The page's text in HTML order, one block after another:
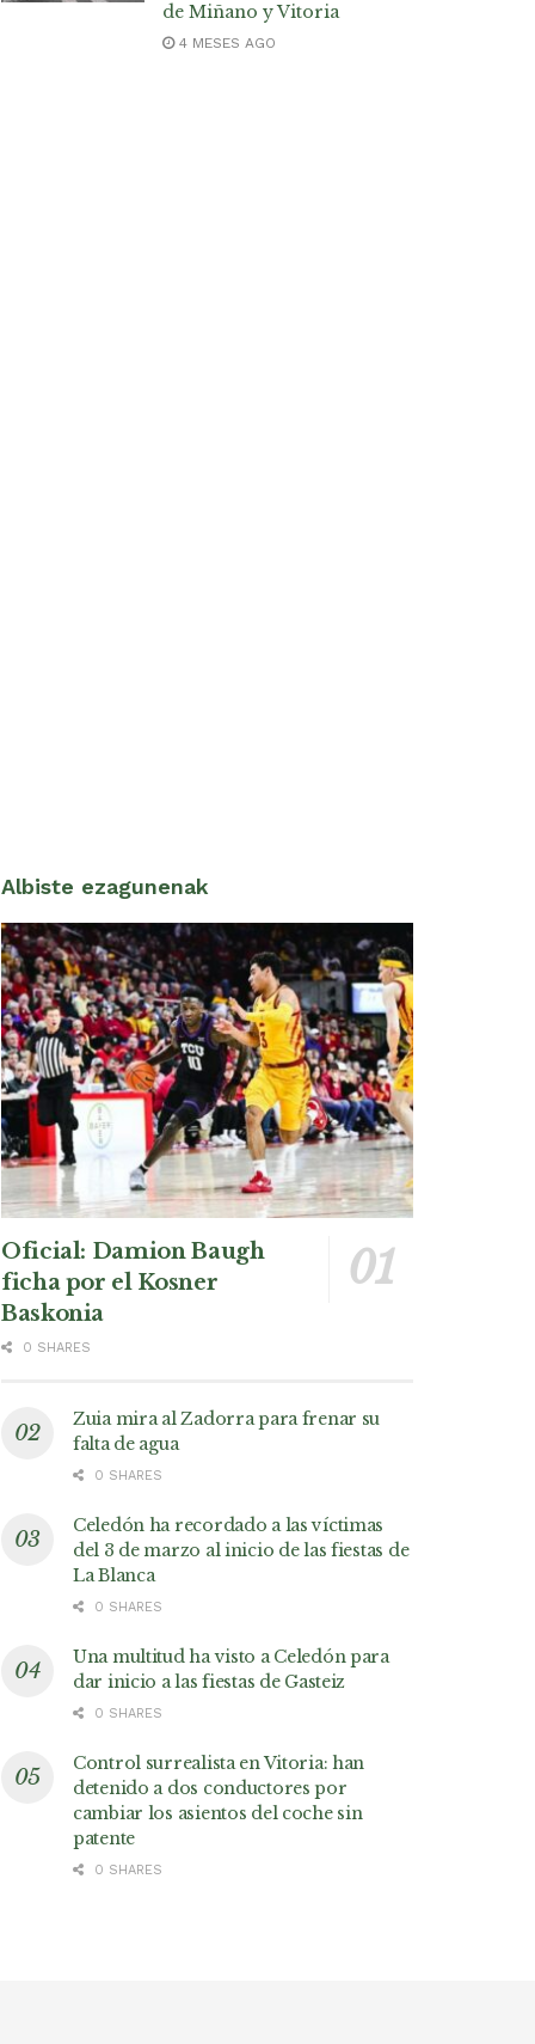
de Miñano y Vitoria
4 MESES AGO
Albiste ezagunenak
Oficial: Damion Baugh
ficha por el Kosner
Baskonia
0 SHARES
Zuia mira al Zadorra para frenar su
falta de agua
0 SHARES
Celedón ha recordado a las víctimas
del 3 de marzo al inicio de las fiestas de
La Blanca
0 SHARES
Una multitud ha visto a Celedón para
dar inicio a las fiestas de Gasteiz
0 SHARES
Control surrealista en Vitoria: han
detenido a dos conductores por
cambiar los asientos del coche sin
patente
0 SHARES